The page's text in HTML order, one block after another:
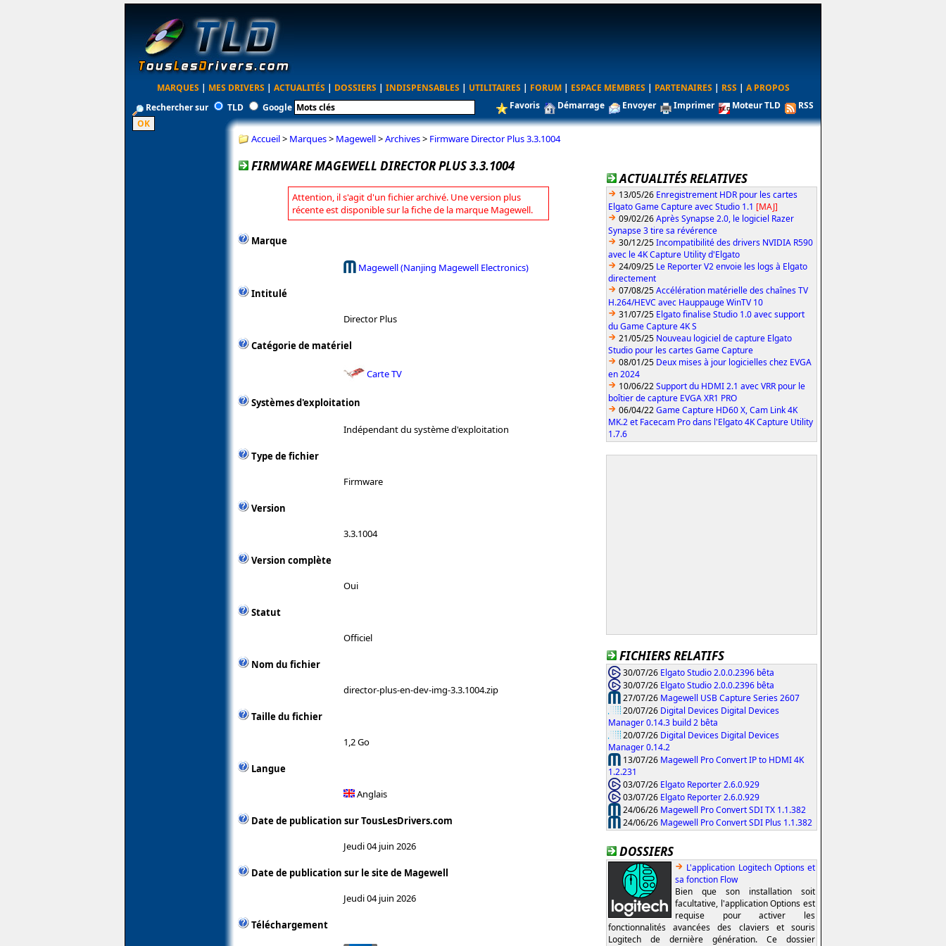
MARQUES | MES DRIVERS | ACTUALITÉS | DOSSIERS | INDISPENSABLES | UTILITAIRES | FORUM | ESPACE MEMBRES | PARTENAIRES | RSS | A PROPOS
Rechercher sur
TLD Google Favoris Démarrage Envoyer Imprimer Moteur TLD RSS
Accueil> Marques> Magewell>Archives> Firmware Director Plus 3.3.1004
FIRMWARE MAGEWELL DIRECTOR PLUS 3.3.1004
Attention, il s'agit d'un fichier archivé. Une version plus
récente est disponible sur la fiche de la marque Magewell.
Marque
Magewell (Nanjing Magewell Electronics)
Intitulé
Director Plus
Catégorie de matériel
Carte TV
Systèmes d'exploitation
Indépendant du système d'exploitation
Type de fichier
Firmware
Version
3.3.1004
Version complète
Oui
Statut
Officiel
Nom du fichier
director-plus-en-dev-img-3.3.1004.zip
Taille du fichier
1,2 Go
Langue
Anglais
Date de publication sur TousLesDrivers.com
Jeudi 04 juin 2026
Date de publication sur le site de Magewell
Jeudi 04 juin 2026
Téléchargement
ACTUALITÉS RELATIVES
13/05/26 Enregistrement HDR pour les cartes
Elgato Game Capture avec Studio 1.1 [MAJ]
09/02/26Après Synapse 2.0, le logiciel Razer
Synapse 3 tire sa révérence
30/12/25Incompatibilité des drivers NVIDIA R590
avec le 4K Capture Utility d'Elgato
24/09/25 Le Reporter V2 envoie les logs à Elgato
directement
07/08/25Accélération matérielle des chaînes TV
H.264/HEVC avec Hauppauge WinTV 10
31/07/25 Elgato finalise Studio 1.0 avec support
du Game Capture 4K S
21/05/25 Nouveau logiciel de capture Elgato
Studio pour les cartes Game Capture
08/01/25 Deux mises à jour logicielles chez EVGA
en 2024
10/06/22Support du HDMI 2.1 avec VRR pour le
boîtier de capture EVGA XR1 PRO
06/04/22Game Capture HD60 X, Cam Link 4K
MK.2 et Facecam Pro dans l'Elgato 4K Capture Utility
1.7.6
FICHIERS RELATIFS
30/07/26 Elgato Studio 2.0.0.2396 bêta
30/07/26 Elgato Studio 2.0.0.2396 bêta
27/07/26 Magewell USB Capture Series 2607
20/07/26 Digital Devices Digital Devices
Manager 0.14.3 build 2 bêta
20/07/26 Digital Devices Digital Devices
Manager 0.14.2
13/07/26 Magewell Pro Convert IP to HDMI 4K
1.2.231
03/07/26 Elgato Reporter 2.6.0.929
03/07/26 Elgato Reporter 2.6.0.929
24/06/26 Magewell Pro Convert SDI TX 1.1.382
24/06/26 Magewell Pro Convert SDI Plus 1.1.382
DOSSIERS
L'application Logitech Options et
sa fonction Flow
Bien que son installation soit
facultative, l'application Options est
requise pour activer les
fonctionnalités avancées des claviers et souris
Logitech de dernière génération. Ce dossier